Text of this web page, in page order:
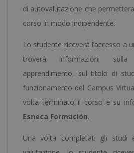
di autovalutazione che
corso in modo indipendente.
Lo studente riceverà l’accesso a
troverà informazioni
apprendimento, sul titolo di
funzionamento del Campus
volta terminato il corso e su
Esneca Formación.
Una volta completati gli